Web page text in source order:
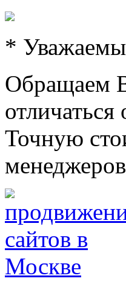
*
Обращаем
Точную